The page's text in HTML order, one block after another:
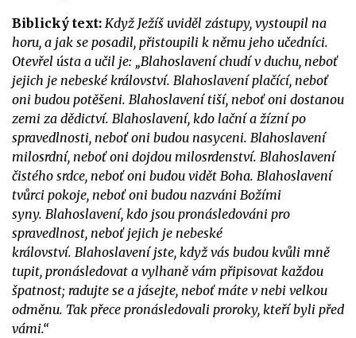
Biblický text: Když Ježíš uviděl zástupy, vystoupil na
horu, a jak se posadil, přistoupili k němu jeho učedníci.
Otevřel ústa a učil je: „Blahoslavení chudí v duchu, neboť
jejich je nebeské království. Blahoslavení plačící, neboť
oni budou potěšeni. Blahoslavení tiší, neboť oni dostanou
zemi za dědictví. Blahoslavení, kdo lační a žízní po
spravedlnosti, neboť oni budou nasyceni. Blahoslavení
milosrdní, neboť oni dojdou milosrdenství. Blahoslavení
čistého srdce, neboť oni budou vidět Boha. Blahoslavení
tvůrci pokoje, neboť oni budou nazváni Božími
syny. Blahoslavení, kdo jsou pronásledováni pro
spravedlnost, neboť jejich je nebeské
království. Blahoslavení jste, když vás budou kvůli mně
tupit, pronásledovat a vylhaně vám připisovat každou
špatnost; radujte se a jásejte, neboť máte v nebi velkou
odměnu. Tak přece pronásledovali proroky, kteří byli před
vámi.“